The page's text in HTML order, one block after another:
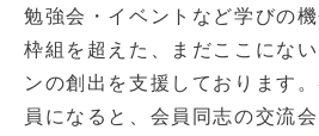
勉強会・イベントなど学びの
枠組を超えた、まだここにな
ンの創出を支援しております
員になると、会員同志の交流